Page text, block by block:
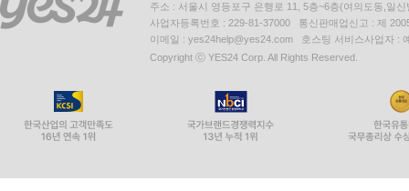
주소 : 서울시 영등포구 은행로 11, 5층~6층(여의도동,일신
사업자등록번호 : 229-81-37000 통신판매업신고 : 제
이메일 : yes24help@yes24.com 호스팅 서비스사업자 :
Copyright ⓒ YES24 Corp. All Rights Reserved.